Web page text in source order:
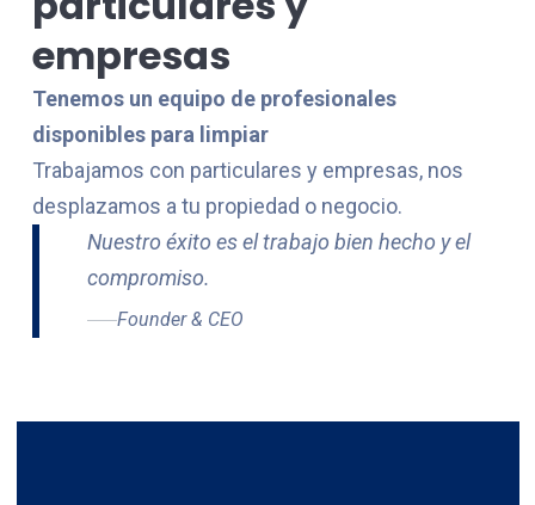
empresas
Tenemos un equipo de profesionales
disponibles para limpiar
Trabajamos con particulares y empresas, nos
desplazamos a tu propiedad o negocio.
Nuestro éxito es el trabajo bien hecho y el
compromiso.
Founder & CEO